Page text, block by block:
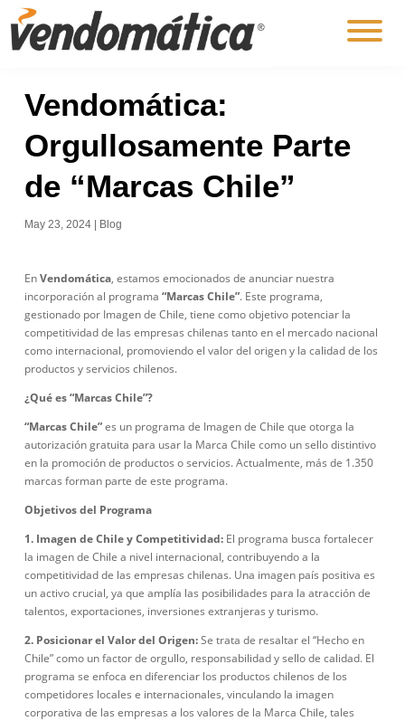
Vendomática:
Orgullosamente Parte
de “Marcas Chile”
May 23, 2024 Blog
EnVendomática, estamos emocionados de anunciar nuestra
incorporación al programa “Marcas Chile”. Este programa,
gestionado por Imagen de Chile, tiene como objetivo potenciar la
competitividad de las empresas chilenas tanto en el mercado nacional
como internacional, promoviendo el valor del origen y la calidad de los
productos y servicios chilenos.
¿Qué es “Marcas Chile”?
“Marcas Chile”es un programa de Imagen de Chile que otorga la
autorización gratuita para usar la Marca Chile como un sello distintivo
en la promoción de productos o servicios. Actualmente, más de 1.350
marcas forman parte de este programa.
Objetivos del Programa
1. Imagen de Chile y Competitividad: El programa busca fortalecer
la imagen de Chile a nivel internacional, contribuyendo a la
competitividad de las empresas chilenas. Una imagen país positiva es
un activo crucial, ya que amplía las posibilidades para la atracción de
talentos, exportaciones, inversiones extranjeras y turismo.
2. Posicionar el Valor del Origen:Se trata de resaltar el “Hecho en
Chile” como un factor de orgullo, responsabilidad y sello de calidad. El
programa se enfoca en diferenciar los productos chilenos de los
competidores locales e internacionales, vinculando la imagen
corporativa de las empresas a los valores de la Marca Chile, tales